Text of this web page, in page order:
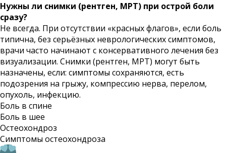
Нужны ли снимки (рентген, МРТ) при острой боли
сразу?
Не всегда. При отсутствии «красных флагов», если боль
типична, без серьёзных неврологических симптомов,
врачи часто начинают с консервативного лечения без
визуализации. Снимки (рентген, МРТ) могут быть
назначены, если: симптомы сохраняются, есть
подозрения на грыжу, компрессию нерва, перелом,
опухоль, инфекцию.
Боль в спине
Боль в шее
Остеохондроз
Симптомы остеохондроза